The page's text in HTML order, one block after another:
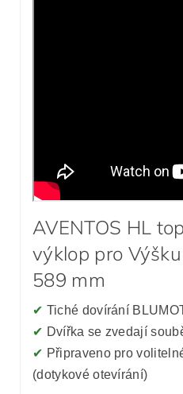
AVENTOS HL
výklop pro
589 mm
✔ Tiché dovírání
✔ Dvířka se zvedají
✔ Připraveno pro
(dotykové otevírání)